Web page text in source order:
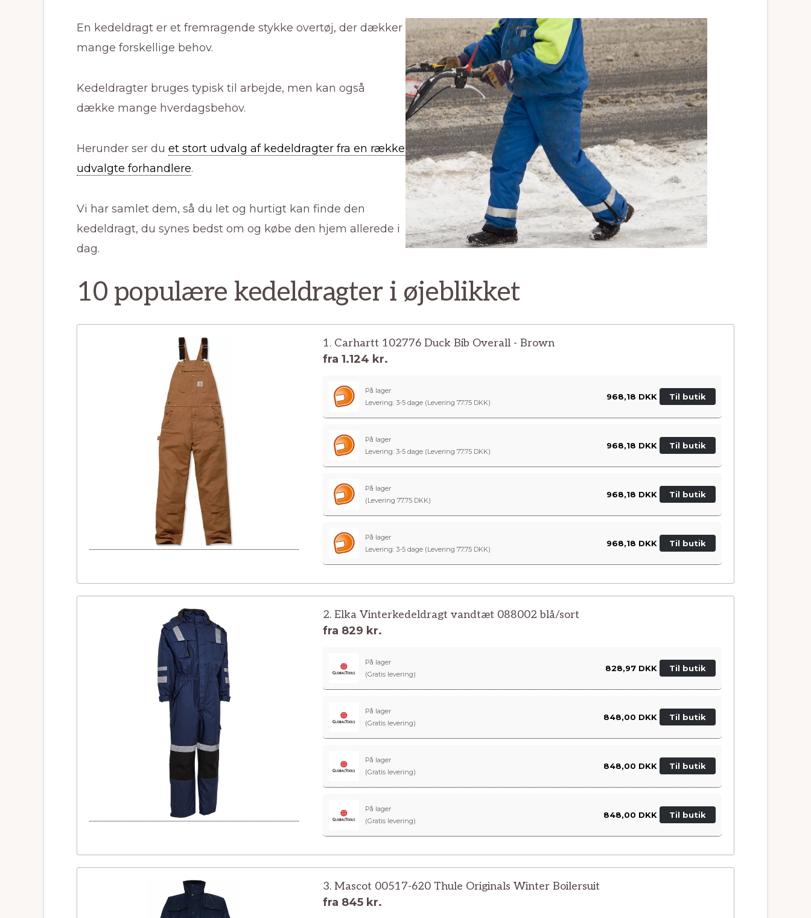
En kedeldragt er et fremragende stykke overtøj, der dækker
mange forskellige behov.
Kedeldragter bruges typisk til arbejde, men kan også
dække mange hverdagsbehov.
Herunder ser du et stort udvalg af kedeldragter fra en række
udvalgte forhandlere.
Vi har samlet dem, så du let og hurtigt kan finde den
kedeldragt, du synes bedst om og købe den hjem allerede i
dag.
10 populære kedeldragter i øjeblikket
1. Carhartt 102776 Duck Bib Overall - Brown
fra 1.124 kr.
På lager
Levering: 3-5 dage (Levering 77.75 DKK)
968,18 DKK Til butik
På lager
Levering: 3-5 dage (Levering 77.75 DKK)
968,18 DKK Til butik
På lager
(Levering 77.75 DKK)
968,18 DKK Til butik
På lager
Levering: 3-5 dage (Levering 77.75 DKK)
968,18 DKK Til butik
2. Elka Vinterkedeldragt vandtæt 088002 blå/sort
fra 829 kr.
På lager
(Gratis levering)
828,97 DKK Til butik
På lager
(Gratis levering)
848,00 DKK Til butik
På lager
(Gratis levering)
848,00 DKK Til butik
På lager
(Gratis levering)
848,00 DKK Til butik
3. Mascot 00517-620 Thule Originals Winter Boilersuit
fra 845 kr.